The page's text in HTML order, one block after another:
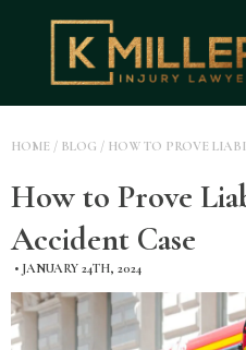
HOME / BLOG / HOW TO PROVE
How to Prove
Accident Case
• JANUARY 24TH, 2024